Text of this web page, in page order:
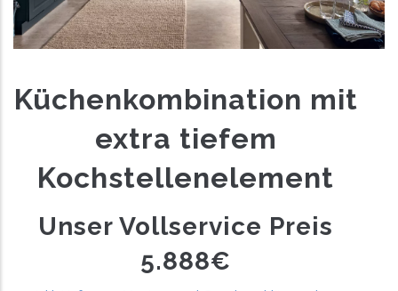
Küchenkombination mit
extra tiefem
Kochstellenelement
Unser Vollservice Preis
5.888€